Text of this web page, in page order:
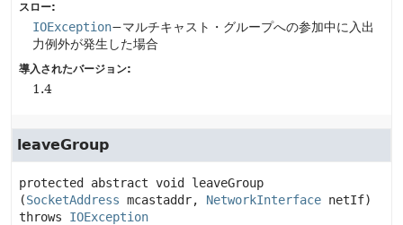
スロー:
IOException−マルチキャスト・グループへの参加中に入出
力例外が発生した場合
導入されたバージョン:
1.4
leaveGroup
protected abstract void
leaveGroup
(SocketAddress mcastaddr, NetworkInterface netIf)
throws IOException